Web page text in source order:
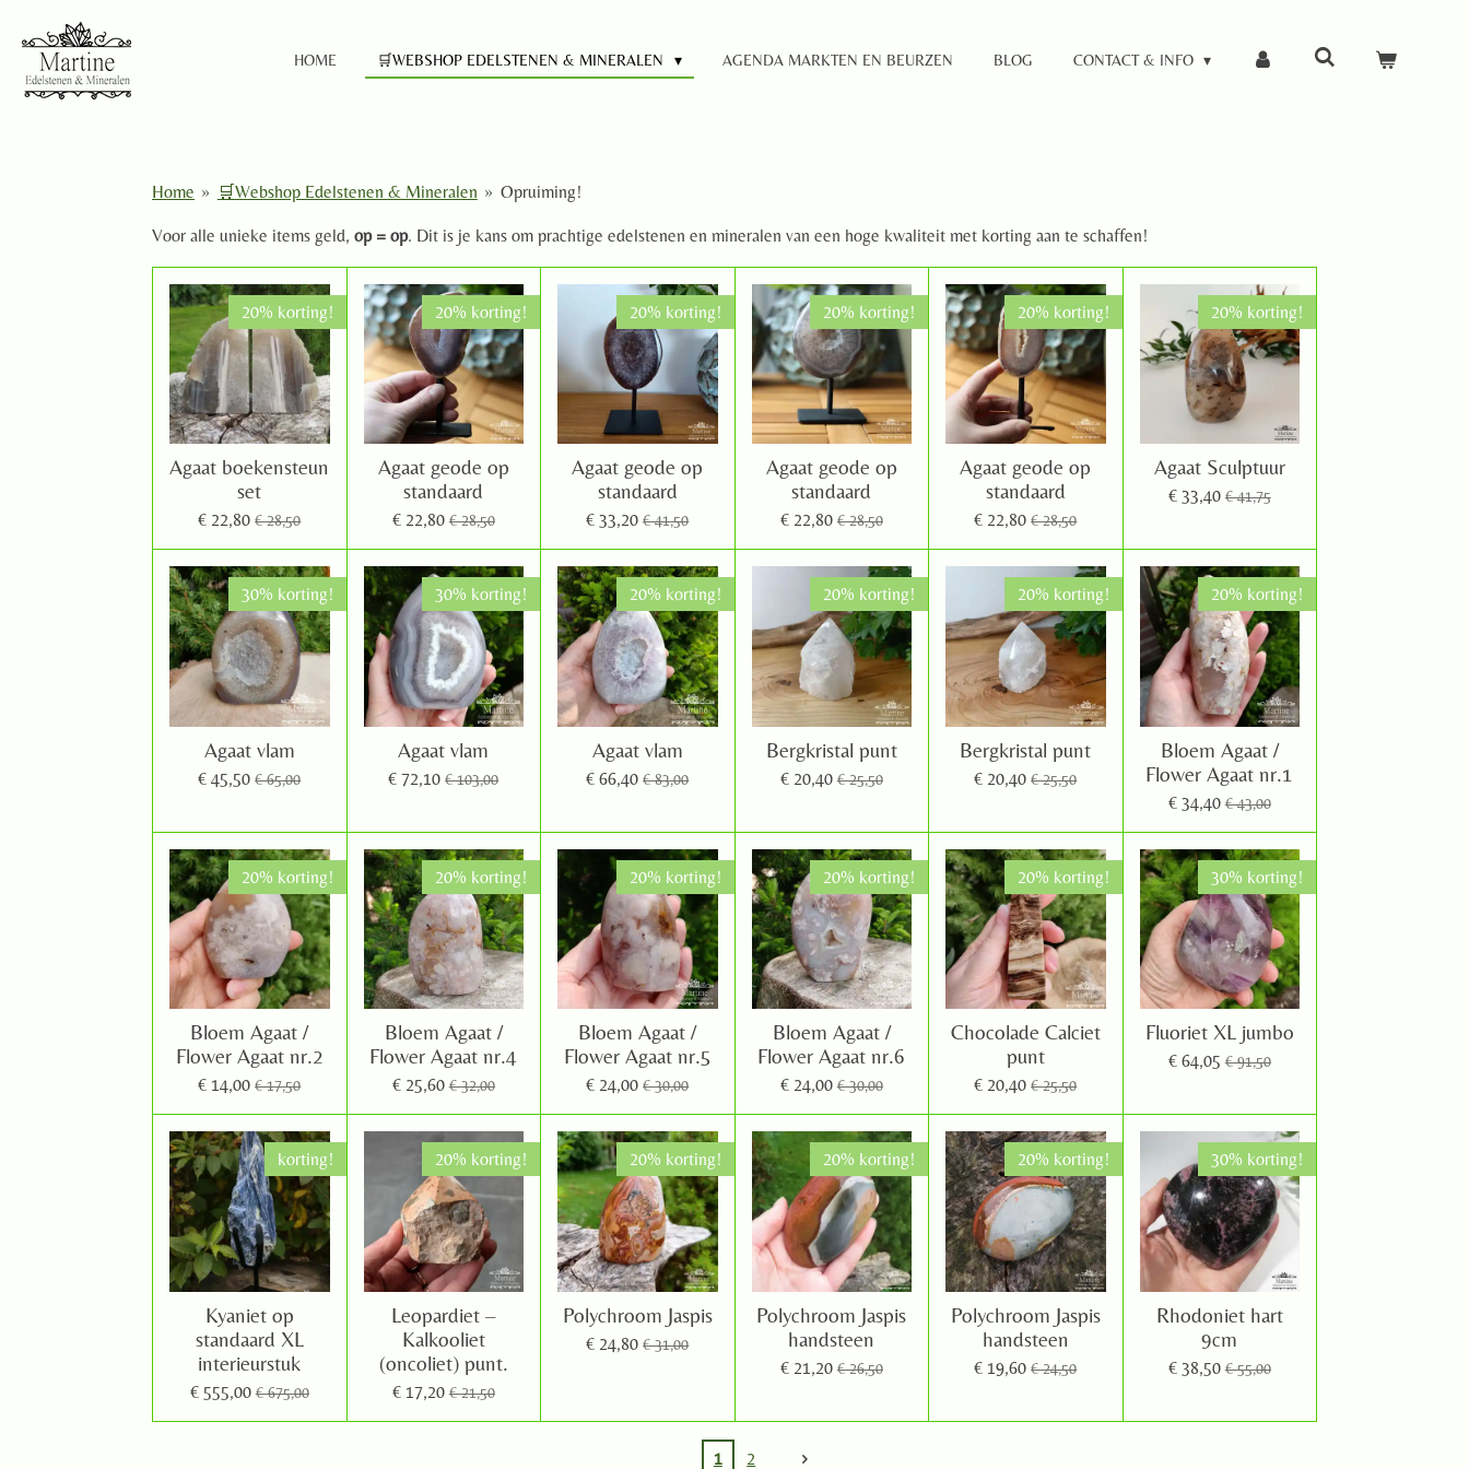
direct
naar
de
HOME 🛒WEBSHOP EDELSTENEN & MINERALEN AGENDA MARKTEN EN BEURZEN BLOG CONTACT & INFO
Home » 🛒Webshop Edelstenen & Mineralen » Opruiming!
Voor alle unieke items geld, op = op. Dit is je kans om prachtige edelstenen en mineralen van een hoge kwaliteit met korting aan te schaffen!
20% korting!
Agaat boekensteun
set
€ 22,80 € 28,50
20% korting!
Agaat geode op
standaard
€ 22,80 € 28,50
20% korting!
Agaat geode op
standaard
€ 33,20 € 41,50
20% korting!
Agaat geode op
standaard
€ 22,80 € 28,50
20% korting!
Agaat geode op
standaard
€ 22,80 € 28,50
20% korting!
Agaat Sculptuur
€ 33,40 € 41,75
30% korting!
Agaat vlam
€ 45,50 € 65,00
30% korting!
Agaat vlam
€ 72,10 € 103,00
20% korting!
Agaat vlam
€ 66,40 € 83,00
20% korting!
Bergkristal punt
€ 20,40 € 25,50
20% korting!
Bergkristal punt
€ 20,40 € 25,50
20% korting!
Bloem Agaat /
Flower Agaat nr.1
€ 34,40 € 43,00
20% korting!
Bloem Agaat /
Flower Agaat nr.2
€ 14,00 € 17,50
20% korting!
Bloem Agaat /
Flower Agaat nr.4
€ 25,60 € 32,00
20% korting!
Bloem Agaat /
Flower Agaat nr.5
€ 24,00 € 30,00
20% korting!
Bloem Agaat /
Flower Agaat nr.6
€ 24,00 € 30,00
20% korting!
Chocolade Calciet
punt
€ 20,40 € 25,50
30% korting!
Fluoriet XL jumbo
€ 64,05 € 91,50
korting!
Kyaniet op
standaard XL
interieurstuk
€ 555,00 € 675,00
20% korting!
Leopardiet –
Kalkooliet
(oncoliet) punt.
€ 17,20 € 21,50
20% korting!
Polychroom Jaspis
€ 24,80 € 31,00
20% korting!
Polychroom Jaspis
handsteen
€ 21,20 € 26,50
20% korting!
Polychroom Jaspis
handsteen
€ 19,60 € 24,50
30% korting!
Rhodoniet hart
9cm
€ 38,50 € 55,00
1 2